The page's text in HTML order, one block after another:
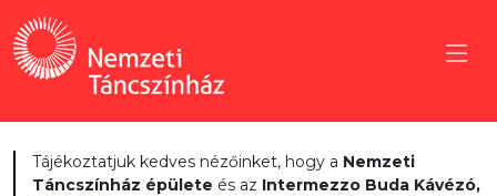
Tájékoztatjuk kedves nézőinket, hogy a Nemzeti
Táncszínház épülete és az Intermezzo Buda Kávézó,